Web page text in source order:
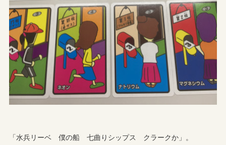
「水兵リーベ 僕の船 七曲りシップス クラークか」。